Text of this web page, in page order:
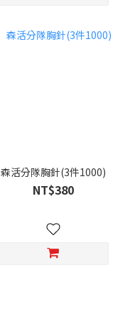
森活分隊胸針(3件1000)
NT$380